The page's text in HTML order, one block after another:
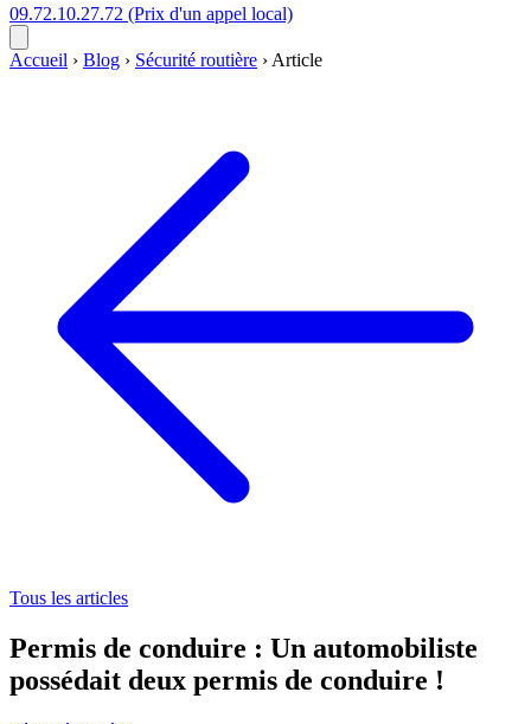
09.72.10.27.72 (Prix d'un appel local)
Accueil › Blog › Sécurité routière › Article
Tous les articles
Permis de conduire : Un automobiliste
possédait deux permis de conduire !